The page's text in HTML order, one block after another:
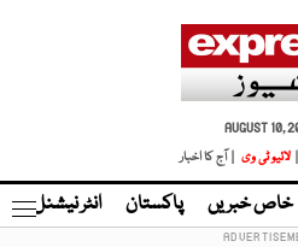
AUGUST 10,
لائیو ٹی وی | آج کا اخبار
خاص خبریں پاکستان انٹر نیشنل